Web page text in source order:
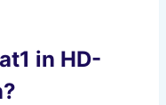
in HD-